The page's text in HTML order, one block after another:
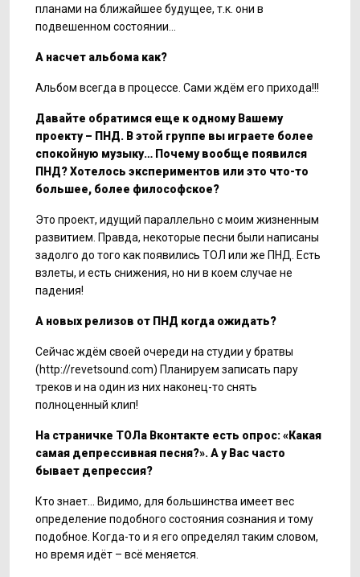
планами на ближайшее будущее, т.к. они в
подвешенном состоянии…
А насчет альбома как?
Альбом всегда в процессе. Сами ждём его прихода!!!
Давайте обратимся еще к одному Вашему
проекту – ПНД. В этой группе вы играете более
спокойную музыку… Почему вообще появился
ПНД? Хотелось экспериментов или это что-то
большее, более философское?
Это проект, идущий параллельно с моим жизненным
развитием. Правда, некоторые песни были написаны
задолго до того как появились ТОЛ или же ПНД. Есть
взлеты, и есть снижения, но ни в коем случае не
падения!
А новых релизов от ПНД когда ожидать?
Сейчас ждём своей очереди на студии у братвы
(http://revetsound.com) Планируем записать пару
треков и на один из них наконец-то снять
полноценный клип!
На страничке ТОЛа Вконтакте есть опрос: «Какая
самая депрессивная песня?». А у Вас часто
бывает депрессия?
Кто знает... Видимо, для большинства имеет вес
определение подобного состояния сознания и тому
подобное. Когда-то и я его определял таким словом,
но время идёт – всё меняется.